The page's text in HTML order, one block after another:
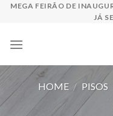
SkipMEGA FEIRÃO DE
JÁ
HOME / PISOS